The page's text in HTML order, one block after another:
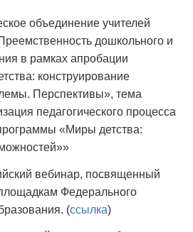
объединение учителей
дошкольного и
в рамках апробации
конструирование
Перспективы», тема
педагогического процесса
«Миры детства:
вебинар, посвященный
Федерального
(ссылка)